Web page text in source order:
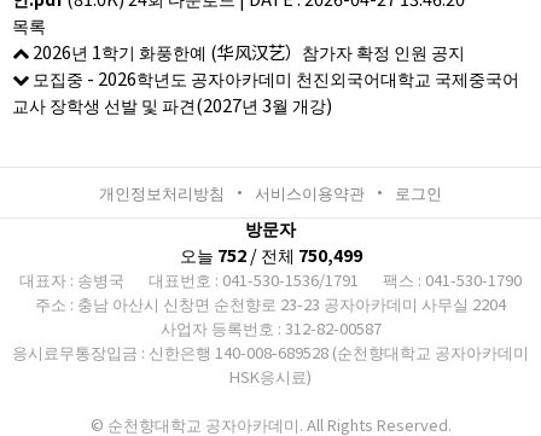
목록
2026년 1학기 화풍한예 (华风汉艺）참가자 확정 인원 공지
모집중 - 2026학년도 공자아카데미 천진외국어대학교 국제중국어
교사 장학생 선발 및 파견(2027년 3월 개강)
개인정보처리방침 서비스이용약관 로그인
방문자
오늘 752/ 전체 750,499
대표자 : 송병국 대표번호 : 041-530-1536/1791
팩스 : 041-530-1790
주소 : 충남 아산시 신창면 순천향로 23-23 공자아카데미 사무실 2204
사업자 등록번호 : 312-82-00587
응시료무통장입금 : 신한은행 140-008-689528 (순천향대학교 공자아카데미
HSK응시료)
© 순천향대학교 공자아카데미. All Rights Reserved.